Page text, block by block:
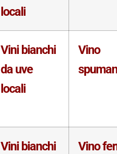
locali
Vini bianchi
da uve
locali
Vino
Vini bianchi
Vino